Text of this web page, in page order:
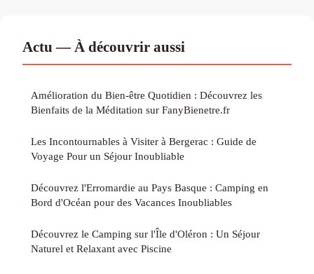
Actu — À découvrir aussi
Amélioration du Bien-être Quotidien : Découvrez les
Bienfaits de la Méditation sur FanyBienetre.fr
Les Incontournables à Visiter à Bergerac : Guide de
Voyage Pour un Séjour Inoubliable
Découvrez l'Erromardie au Pays Basque : Camping en
Bord d'Océan pour des Vacances Inoubliables
Découvrez le Camping sur l'Île d'Oléron : Un Séjour
Naturel et Relaxant avec Piscine